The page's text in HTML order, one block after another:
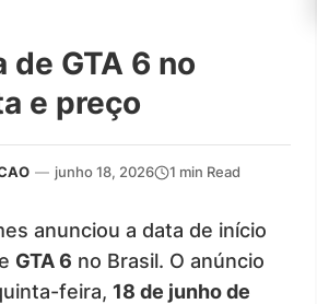
de GTA 6 no
e preço
— junho 18, 2026 1 min Read
anunciou a data de início
GTA 6 no Brasil. O anúncio
feira, 18 de junho de